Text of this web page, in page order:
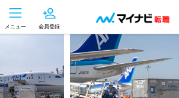
メニュー 会員登録